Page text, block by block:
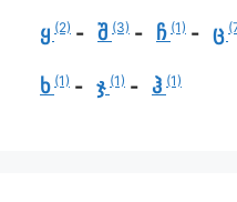
ყ (2) შ (3) ჩ (1) ც
ხ (1) ჯ (1) ჰ (1)